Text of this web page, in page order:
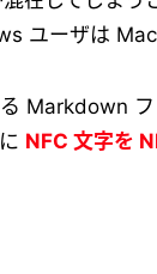
ユーザは Mac
Markdown
NFC 文字を